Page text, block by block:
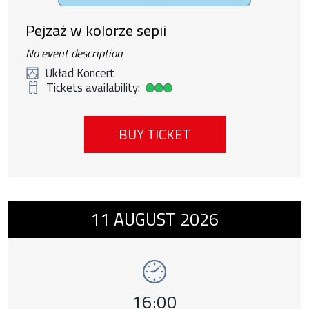
Pejzaż w kolorze sepii
No event description
Układ Koncert
Tickets availability:
High ticket availability
BUY TICKET
Event number 8: Chłopiec na krańcach
11 AUGUST 2026
Event time,
16:00